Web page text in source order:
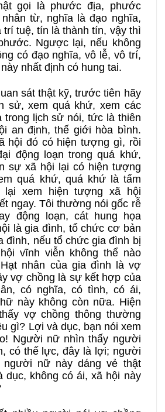
gọi là phước địa, phước
từ, nghĩa là đạo nghĩa,
trí tuệ, tín là thành tín, vậy thì
Ngược lại, nếu không
có đạo nghĩa, vô lễ, vô trí,
nhất định có hung tai.
sát thật kỹ, trước tiên hãy
sử, xem quá khứ, xem các
trong lịch sử nói, tức là thiên
an định, thế giới hòa bình.
hội đó có hiện tượng gì, rồi
động loạn trong quá khứ,
sự xã hội lại có hiện tượng
quá khứ, quá khứ là tấm
lại xem hiện tượng xã hội
ngay. Tôi thường nói gốc rễ
động loạn, cát hung họa
là gia đình, tổ chức cơ bản
đình, nếu tổ chức gia đình bị
vĩnh viễn không thể nào
nhân của gia đình là vợ
vợ chồng là sự kết hợp của
có nghĩa, có tình, có ái,
này không còn nữa. Hiện
vợ chồng thông thường
gì? Lợi và dục, bạn nói xem
Người nữ nhìn thấy người
có thế lực, đây là lợi; người
người nữ này dáng vẻ thật
dục, không có ái, xã hội này